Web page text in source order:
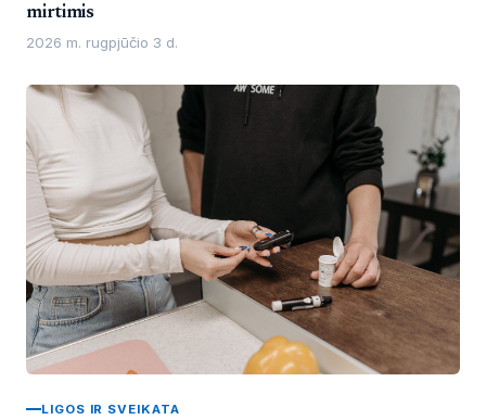
mirtimis
2026 m. rugpjūčio 3 d.
LIGOS IR SVEIKATA